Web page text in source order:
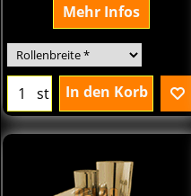
Mehr Infos
st In den Korb